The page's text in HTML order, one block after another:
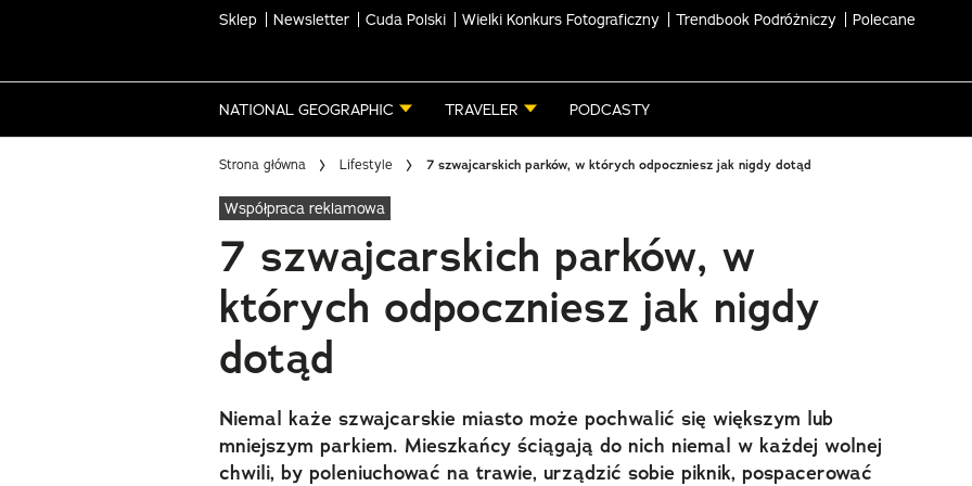
main
Sklep Newsletter Cuda Polski Wielki Konkurs Fotograficzny Trendbook Podróżniczy Polecane
NATIONAL GEOGRAPHIC TRAVELER PODCASTY
Strona główna Lifestyle 7 szwajcarskich parków, w których odpoczniesz jak nigdy dotąd
Współpraca reklamowa
7 szwajcarskich parków, w
których odpoczniesz jak nigdy
dotąd
Niemal każe szwajcarskie miasto może pochwalić się większym lub
mniejszym parkiem. Mieszkańcy ściągają do nich niemal w każdej wolnej
chwili, by poleniuchować na trawie, urządzić sobie piknik, pospacerować